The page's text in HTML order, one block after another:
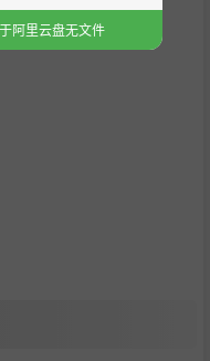
阿里云盘无文件